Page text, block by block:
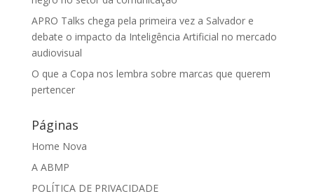
APRO Talks chega pela primeira vez a Salvador e
debate o impacto da Inteligência Artificial no mercado
audiovisual
O que a Copa nos lembra sobre marcas que querem
pertencer
Páginas
Home Nova
A ABMP
POLÍTICA DE PRIVACIDADE